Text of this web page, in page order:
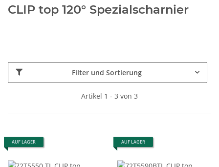
CLIP top 120° Spezialscharnier
Filter und Sortierung
Artikel 1 - 3 von 3
AUF LAGER AUF LAGER